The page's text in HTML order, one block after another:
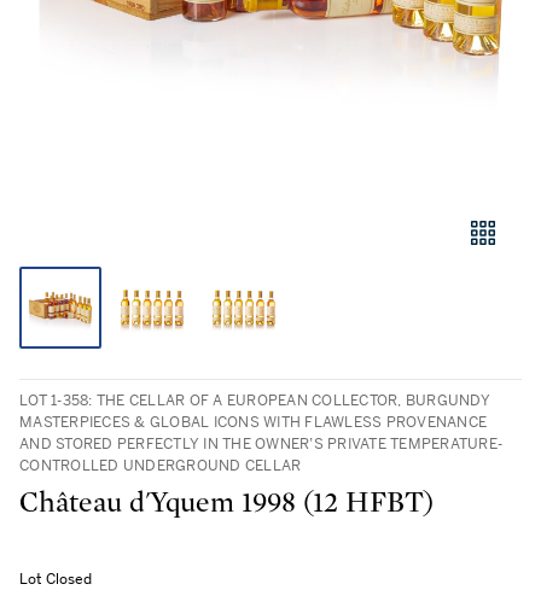
LOT 1-358: THE CELLAR OF A EUROPEAN COLLECTOR, BURGUNDY
MASTERPIECES & GLOBAL ICONS WITH FLAWLESS PROVENANCE
AND STORED PERFECTLY IN THE OWNER’S PRIVATE TEMPERATURE-
CONTROLLED UNDERGROUND CELLAR
Château d'Yquem 1998 (12 HFBT)
Lot Closed